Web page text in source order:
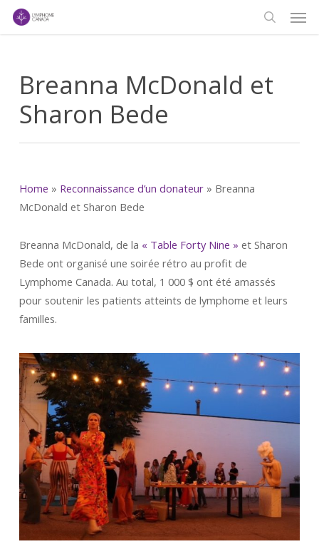
Skip
Breanna McDonald et
Sharon Bede
Home » Reconnaissance d’un donateur» Breanna
McDonald et Sharon Bede
Breanna McDonald, de la « Table Forty Nine » et Sharon
Bede ont organisé une soirée rétro au profit de
Lymphome Canada. Au total, 1 000 $ ont été amassés
pour soutenir les patients atteints de lymphome et leurs
familles.